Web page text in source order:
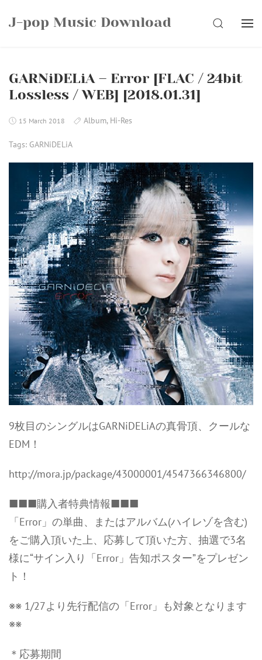
J-pop Music Download SEARCH
GARNiDELiA – Error [FLAC / 24bit
Lossless / WEB] [2018.01.31]
15 March 2018 Album, Hi-Res
Tags: GARNiDELiA
9枚目のシングルはGARNiDELiAの真骨頂、クールな
EDM！
http://mora.jp/package/43000001/4547366346800/
■■■購入者特典情報■■■
「Error」の単曲、またはアルバム(ハイレゾを含む)
をご購入頂いた上、応募して頂いた方、抽選で3名
様に“サイン入り「Error」告知ポスター”をプレゼン
ト！
※※ 1/27より先行配信の「Error」も対象となります
※※
＊応募期間